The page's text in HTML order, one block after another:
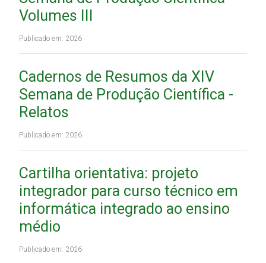
Volumes III
Publicado em: 2026
Cadernos de Resumos da XIV
Semana de Produção Científica -
Relatos
Publicado em: 2026
Cartilha orientativa: projeto
integrador para curso técnico em
informática integrado ao ensino
médio
Publicado em: 2026